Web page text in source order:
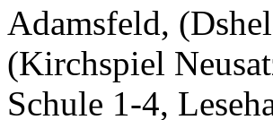
Adamsfeld,
(Kirchspiel
Schule 1-4,